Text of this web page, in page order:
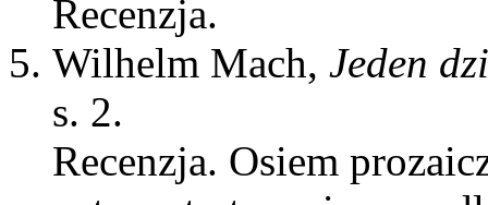
Recenzja.
Wilhelm Mach, Jeden
s. 2.
Recenzja. Osiem